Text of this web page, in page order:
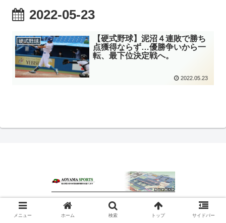
2022-05-23
硬式野球
【硬式野球】泥沼４連敗で勝ち
点獲得ならず…優勝争いから一
転、最下位決定戦へ。
2022.05.23
© 2020 青山スポーツ.
メニュー ホーム 検索 トップ サイドバー